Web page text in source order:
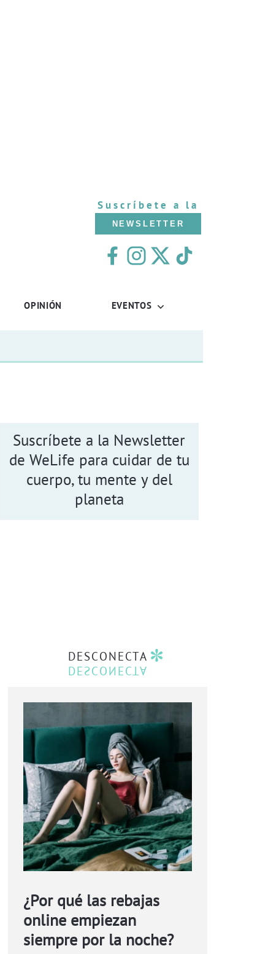
Suscríbete a la
NEWSLETTER
OPINIÓN EVENTOS
Suscríbete a la Newsletter
de WeLife para cuidar de tu
cuerpo, tu mente y del
planeta
DESCONECTA
¿Por qué las rebajas
online empiezan
siempre por la noche?